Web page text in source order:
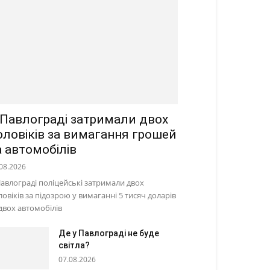
затримали двох
за вимагання грошей
автомобілів
поліцейські затримали двох
за підозрою у вимаганні 5 тисяч доларів
автомобілів
Де у Павлограді не буде
світла?
07.08.2026